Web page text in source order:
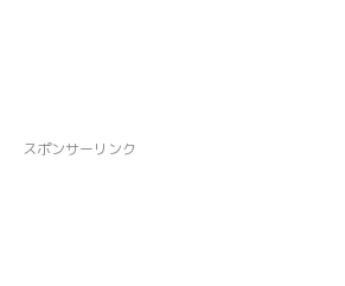
スポンサーリンク